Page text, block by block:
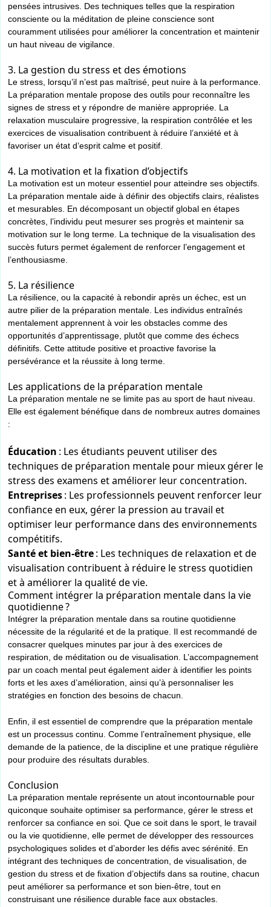
pensées intrusives. Des techniques telles que la respiration
consciente ou la méditation de pleine conscience sont
couramment utilisées pour améliorer la concentration et maintenir
un haut niveau de vigilance.
3. La gestion du stress et des émotions
Le stress, lorsqu’il n’est pas maîtrisé, peut nuire à la performance.
La préparation mentale propose des outils pour reconnaître les
signes de stress et y répondre de manière appropriée. La
relaxation musculaire progressive, la respiration contrôlée et les
exercices de visualisation contribuent à réduire l’anxiété et à
favoriser un état d’esprit calme et positif.
4. La motivation et la fixation d’objectifs
La motivation est un moteur essentiel pour atteindre ses objectifs.
La préparation mentale aide à définir des objectifs clairs, réalistes
et mesurables. En décomposant un objectif global en étapes
concrètes, l’individu peut mesurer ses progrès et maintenir sa
motivation sur le long terme. La technique de la visualisation des
succès futurs permet également de renforcer l’engagement et
l’enthousiasme.
5. La résilience
La résilience, ou la capacité à rebondir après un échec, est un
autre pilier de la préparation mentale. Les individus entraînés
mentalement apprennent à voir les obstacles comme des
opportunités d’apprentissage, plutôt que comme des échecs
définitifs. Cette attitude positive et proactive favorise la
persévérance et la réussite à long terme.
Les applications de la préparation mentale
La préparation mentale ne se limite pas au sport de haut niveau.
Elle est également bénéfique dans de nombreux autres domaines
:
Éducation : Les étudiants peuvent utiliser des
techniques de préparation mentale pour mieux gérer le
stress des examens et améliorer leur concentration.
Entreprises: Les professionnels peuvent renforcer leur
confiance en eux, gérer la pression au travail et
optimiser leur performance dans des environnements
compétitifs.
Santé et bien-être: Les techniques de relaxation et de
visualisation contribuent à réduire le stress quotidien
et à améliorer la qualité de vie.
Comment intégrer la préparation mentale dans la vie
quotidienne ?
Intégrer la préparation mentale dans sa routine quotidienne
nécessite de la régularité et de la pratique. Il est recommandé de
consacrer quelques minutes par jour à des exercices de
respiration, de méditation ou de visualisation. L’accompagnement
par un coach mental peut également aider à identifier les points
forts et les axes d’amélioration, ainsi qu’à personnaliser les
stratégies en fonction des besoins de chacun.
Enfin, il est essentiel de comprendre que la préparation mentale
est un processus continu. Comme l’entraînement physique, elle
demande de la patience, de la discipline et une pratique régulière
pour produire des résultats durables.
Conclusion
La préparation mentale représente un atout incontournable pour
quiconque souhaite optimiser sa performance, gérer le stress et
renforcer sa confiance en soi. Que ce soit dans le sport, le travail
ou la vie quotidienne, elle permet de développer des ressources
psychologiques solides et d’aborder les défis avec sérénité. En
intégrant des techniques de concentration, de visualisation, de
gestion du stress et de fixation d’objectifs dans sa routine, chacun
peut améliorer sa performance et son bien-être, tout en
construisant une résilience durable face aux obstacles.